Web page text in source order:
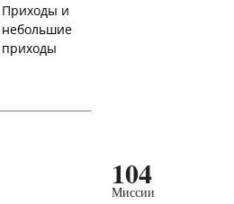
Приходы и
небольшие
приходы
104
Миссии